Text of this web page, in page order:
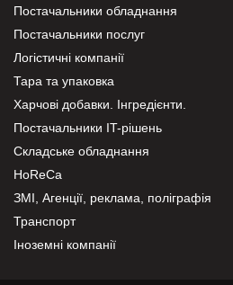
Постачальники обладнання
Постачальники послуг
Логістичні компанії
Тара та упаковка
Харчові добавки. Інгредієнти.
Постачальники IT-рішень
Складське обладнання
HoReCa
ЗМІ, Агенції, реклама, поліграфія
Транспорт
Іноземні компанії